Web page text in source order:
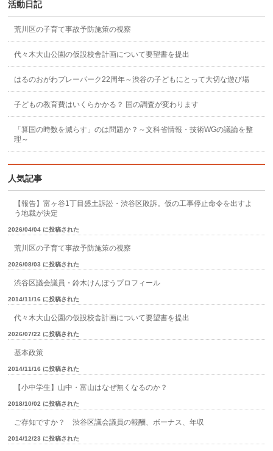
活動日記
荒川区の子育て事故予防施策の視察
代々木大山公園の仮設校舎計画について要望書を提出
はるのおがわプレーパーク22周年～渋谷の子どもにとって大切な遊び場
子どもの教育費はいくらかかる？ 国の調査が変わります
「算国の時数を減らす」のは問題か？～文科省情報・技術WGの議論を整
理～
人気記事
【報告】富ヶ谷1丁目盛土訴訟・渋谷区敗訴。仮の工事停止命令を出すよ
う地裁が決定
2026/04/04 に投稿された
荒川区の子育て事故予防施策の視察
2026/08/03 に投稿された
渋谷区議会議員・鈴木けんぽうプロフィール
2014/11/16 に投稿された
代々木大山公園の仮設校舎計画について要望書を提出
2026/07/22 に投稿された
基本政策
2014/11/16 に投稿された
【小中学生】山中・富山はなぜ無くなるのか？
2018/10/02 に投稿された
ご存知ですか？ 渋谷区議会議員の報酬、ボーナス、年収
2014/12/23 に投稿された